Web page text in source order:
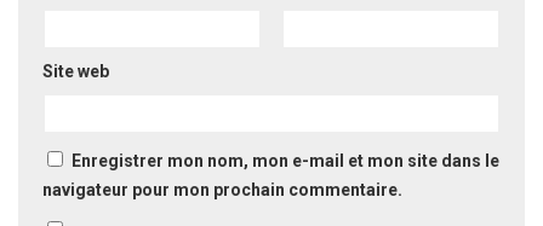
Site web
Enregistrer mon nom, mon e-mail et mon site dans le
navigateur pour mon prochain commentaire.